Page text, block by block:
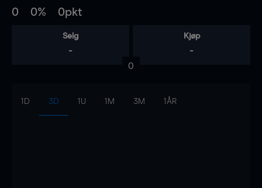
0 0% 0pkt
Selg
-
Kjøp
-
0
1D 3D 1U 1M 3M 1ÅR